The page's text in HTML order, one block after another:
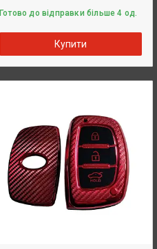
Готово до відправки більше 4 од.
Купити